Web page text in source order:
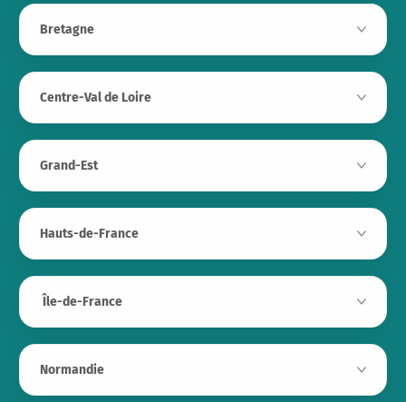
Bretagne
Centre-Val de Loire
Grand-Est
Hauts-de-France
Île-de-France
Normandie